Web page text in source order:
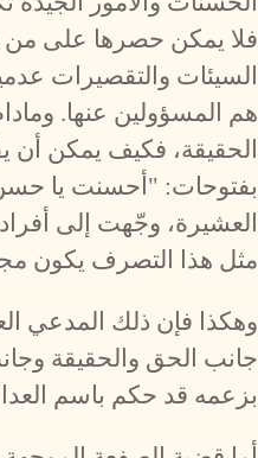
فلا يمكن حصرها على من
السيئات والتقصيرات
هم المسؤولين عنها.
الحقيقة، فكيف يمكن
بفتوحات: "أحسنت يا
العشيرة، وجّهت إلى
مثل هذا التصرف يكون
وهكذا فإن ذلك المدعي
جانب الحق والحقيقة
بزعمه قد حكم باسم